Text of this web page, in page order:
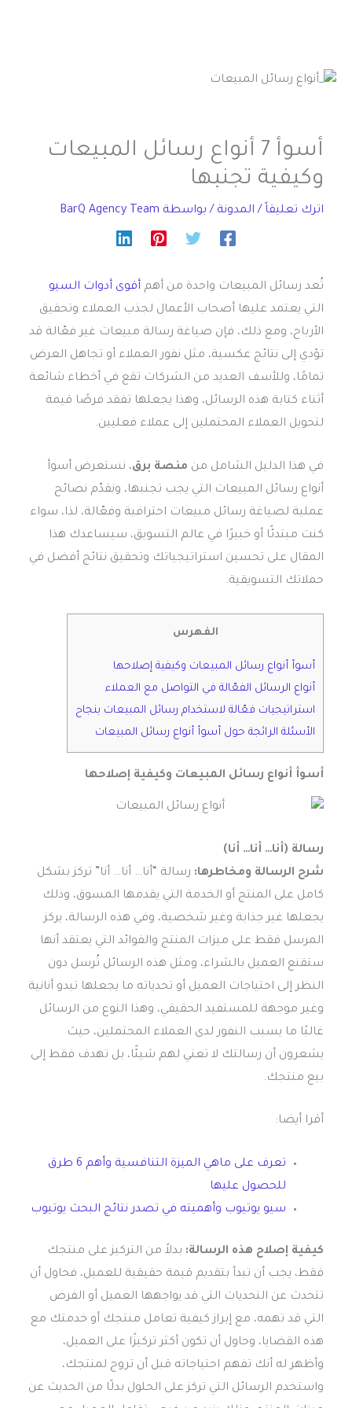
أسوأ 7 أنواع رسائل المبيعات
وكيفية تجنبها
اترك تعليقاً / المدونة / بواسطة BarQ Agency Team
تُعد رسائل المبيعات واحدة من أهم أقوى أدوات السيو
التي يعتمد عليها أصحاب الأعمال لجذب العملاء وتحقيق
الأرباح، ومع ذلك، فإن صياغة رسالة مبيعات غير فعّالة قد
تؤدي إلى نتائج عكسية، مثل نفور العملاء أو تجاهل العرض
تمامًا، وللأسف العديد من الشركات تقع في أخطاء شائعة
أثناء كتابة هذه الرسائل، وهذا يجعلها تفقد فرصًا قيمة
لتحويل العملاء المحتملين إلى عملاء فعليين.
في هذا الدليل الشامل من منصة برق، نستعرض أسوأ
أنواع رسائل المبيعات التي يجب تجنبها، ونقدّم نصائح
عملية لصياغة رسائل مبيعات احترافية وفعّالة، لذا، سواء
كنت مبتدئًا أو خبيرًا في عالم التسويق، سيساعدك هذا
المقال على تحسين استراتيجياتك وتحقيق نتائج أفضل في
حملاتك التسويقية.
الفهرس
أسوأ أنواع رسائل المبيعات وكيفية إصلاحها
أنواع الرسائل الفعّالة في التواصل مع العملاء
استراتيجيات فعّالة لاستخدام رسائل المبيعات بنجاح
الأسئلة الرائجة حول أسوأ أنواع رسائل المبيعات
أسوأ أنواع رسائل المبيعات وكيفية إصلاحها
رسالة (أنا… أنا… أنا)
شرح الرسالة ومخاطرها: رسالة “أنا… أنا… أنا” تركز بشكل
كامل على المنتج أو الخدمة التي يقدمها المسوق، وذلك
يجعلها غير جذابة وغير شخصية، وفي هذه الرسالة، يركز
المرسل فقط على ميزات المنتج والفوائد التي يعتقد أنها
ستقنع العميل بالشراء، ومثل هذه الرسائل تُرسل دون
النظر إلى احتياجات العميل أو تحدياته ما يجعلها تبدو أنانية
وغير موجهة للمستفيد الحقيقي، وهذا النوع من الرسائل
غالبًا ما يسبب النفور لدى العملاء المحتملين، حيث
يشعرون أن رسالتك لا تعني لهم شيئًا، بل تهدف فقط إلى
بيع منتجك.
أقرا أيضا:
تعرف على ماهي الميزة التنافسية وأهم 6 طرق
للحصول عليها
سيو يوتيوب وأهميته في تصدر نتائج البحث يوتيوب
كيفية إصلاح هذه الرسالة: بدلاً من التركيز على منتجك
فقط، يجب أن تبدأ بتقديم قيمة حقيقية للعميل، فحاول أن
تتحدث عن التحديات التي قد يواجهها العميل أو الفرص
التي قد تهمه، مع إبراز كيفية تعامل منتجك أو خدمتك مع
هذه القضايا، وحاول أن تكون أكثر تركيزًا على العميل،
وأظهر له أنك تفهم احتياجاته قبل أن تروج لمنتجك،
واستخدم الرسائل التي تركز على الحلول بدلًا من الحديث عن